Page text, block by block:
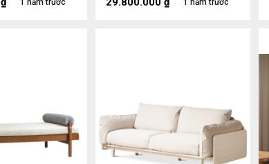
1 năm trước 1 năm trước